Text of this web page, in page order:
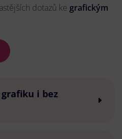
dotazů ke grafickým
i bez